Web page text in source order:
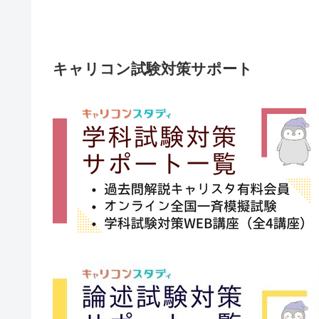
キャリコン試験対策サポート